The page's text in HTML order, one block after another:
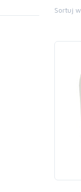
Sortuj